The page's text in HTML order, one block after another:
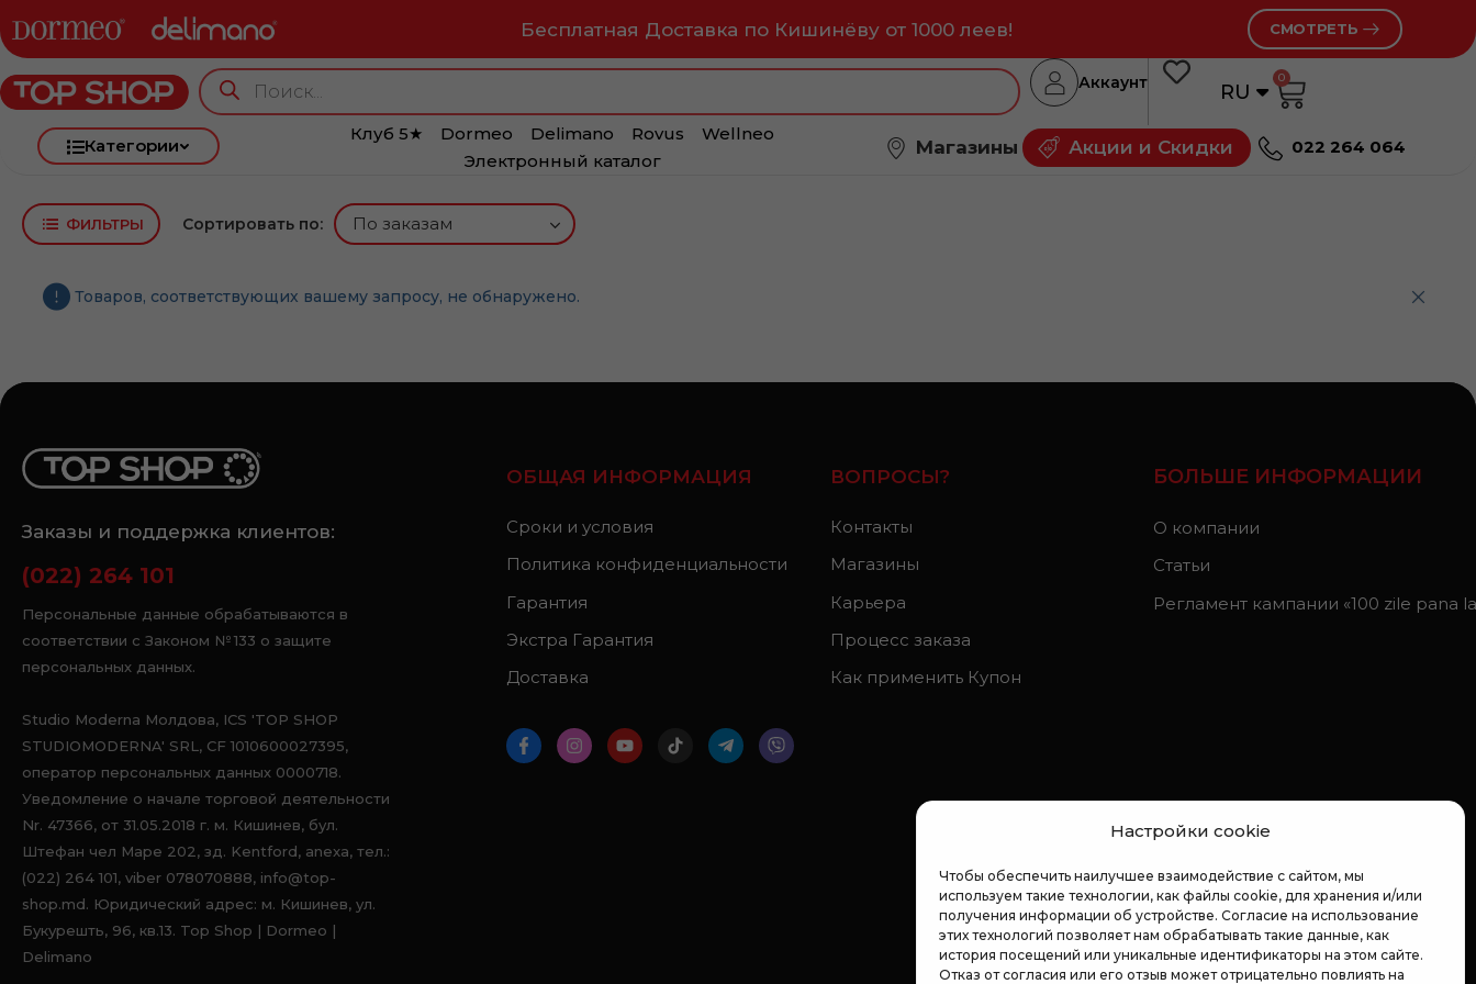
Настройки cookie
Чтобы обеспечить наилучшее взаимодействие с сайтом, мы
используем такие технологии, как файлы cookie, для хранения и/или
получения информации об устройстве. Согласие на использование
этих технологий позволяет нам обрабатывать такие данные, как
история посещений или уникальные идентификаторы на этом сайте.
Отказ от согласия или его отзыв может отрицательно повлиять на
Бесплатная Доставка по Кишинёву от 1000 леев! СМОТРЕТЬ
Аккаунт RU
RO
0
Категории
Клуб 5★ Dormeo Delimano Rovus
Wellneo
Электронный каталог
Магазины Акции и Скидки 022 264 064
ФИЛЬТРЫ Сортировать по:
Товаров, соответствующих вашему запросу, не обнаружено.
Заказы и поддержка клиентов:
(022) 264 101
Персональные данные обрабатываются в
соответствии с Законом № 133 о защите
персональных данных.
Studio Moderna Молдова, ICS 'TOP SHOP
STUDIOMODERNA' SRL, CF 1010600027395,
оператор персональных данных 0000718.
Уведомление о начале торговой деятельности
Nr. 47366, от 31.05.2018 г. м. Кишинев, бул.
Штефан чел Маре 202, зд. Kentford, anexa, тел.:
(022) 264 101, viber 078070888, info@top-
shop.md. Юридический адрес: м. Кишинев, ул.
Букурешть, 96, кв.13. Top Shop | Dormeo |
Delimano
ОБЩАЯ ИНФОРМАЦИЯ
Сроки и условия
Политика конфиденциальности
Гарантия
Экстра Гарантия
Доставка
ВОПРОСЫ?
Контакты
Магазины
Карьера
Процесс заказа
Как применить Купон
БОЛЬШЕ ИНФОРМАЦИИ
О компании
Статьи
Регламент кампании «100 zile pana la